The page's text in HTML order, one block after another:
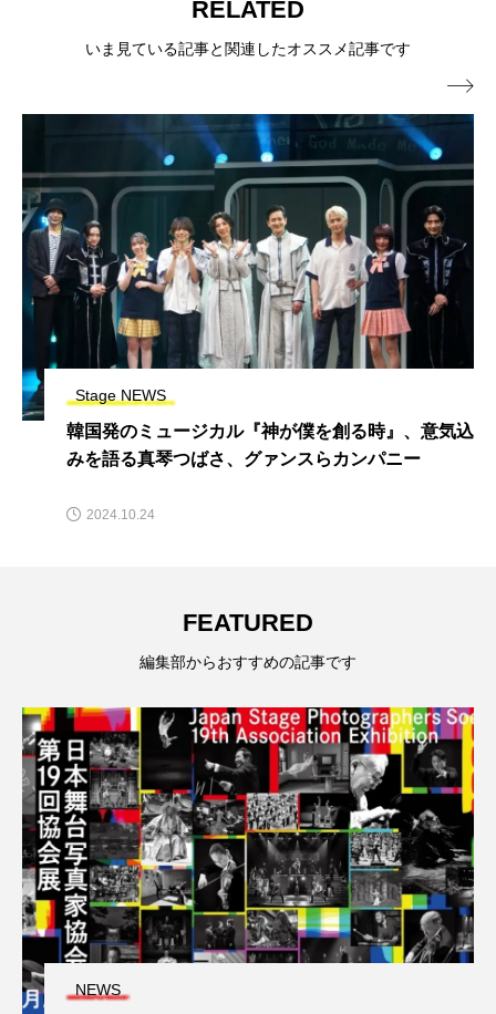
RELATED
いま見ている記事と関連したオススメ記事です
Stage NEWS
韓国発のミュージカル『神が僕を創る時』、意気込
みを語る真琴つばさ、グァンスらカンパニー
2024.10.24

FEATURED
編集部からおすすめの記事です
NEWS